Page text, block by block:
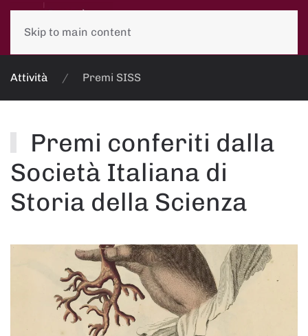
Skip to main content
Attività Premi SISS
Premi conferiti dalla
Società Italiana di
Storia della Scienza